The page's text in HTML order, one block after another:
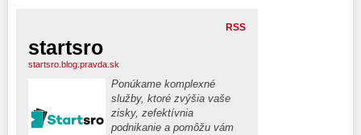
RSS
startsro
startsro.blog.pravda.sk
Ponúkame komplexné
služby, ktoré zvýšia vaše
zisky, zefektívnia
podnikanie a pomôžu vám